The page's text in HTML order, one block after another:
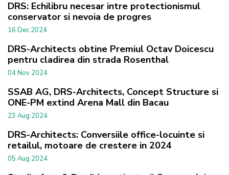
DRS: Echilibru necesar intre protectionismul
conservator si nevoia de progres
16 Dec 2024
DRS-Architects obtine Premiul Octav Doicescu
pentru cladirea din strada Rosenthal
04 Nov 2024
SSAB AG, DRS-Architects, Concept Structure si
ONE-PM extind Arena Mall din Bacau
23 Aug 2024
DRS-Architects: Conversiile office-locuinte si
retailul, motoare de crestere in 2024
05 Aug 2024